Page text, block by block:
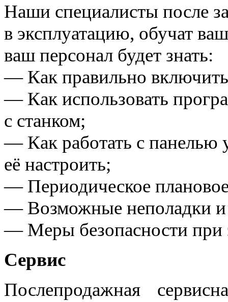
Наши специалисты после
в эксплуатацию, обучат
ваш персонал будет знать:
— Как правильно
— Как использовать
с станком;
— Как работать с панелью
её настроить;
— Периодическое
— Возможные неполадки и
— Меры безопасности при
Сервис
Послепродажная